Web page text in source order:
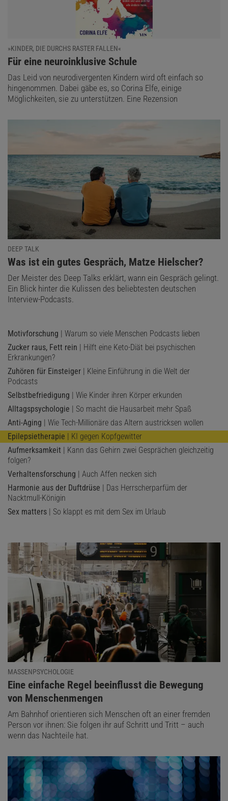
»KINDER, DIE DURCHS RASTER FALLEN«
:
Für eine neuroinklusive Schule
Das Leid von neurodivergenten Kindern wird oft einfach so
hingenommen. Dabei gäbe es, so Corina Elfe, einige
Möglichkeiten, sie zu unterstützen. Eine Rezension
DEEP TALK
:
Was ist ein gutes Gespräch, Matze Hielscher?
Der Meister des Deep Talks erklärt, wann ein Gespräch gelingt.
Ein Blick hinter die Kulissen des beliebtesten deutschen
Interview-Podcasts.
Motivforschung | Warum so viele Menschen Podcasts lieben
Zucker raus, Fett rein | Hilft eine Keto-Diät bei psychischen
Erkrankungen?
Zuhören für Einsteiger | Kleine Einführung in die Welt der
Podcasts
Selbstbefriedigung | Wie Kinder ihren Körper erkunden
Alltagspsychologie | So macht die Hausarbeit mehr Spaß
Anti-Aging | Wie Tech-Millionäre das Altern austricksen wollen
Epilepsietherapie | KI gegen Kopfgewitter
Aufmerksamkeit | Kann das Gehirn zwei Gesprächen gleichzeitig
folgen?
Verhaltensforschung | Auch Affen necken sich
Harmonie aus der Duftdrüse | Das Herrscherparfüm der
Nacktmull-Königin
Sex matters | So klappt es mit dem Sex im Urlaub
MASSENPSYCHOLOGIE
:
Eine einfache Regel beeinflusst die Bewegung
von Menschenmengen
Am Bahnhof orientieren sich Menschen oft an einer fremden
Person vor ihnen: Sie folgen ihr auf Schritt und Tritt – auch
wenn das Nachteile hat.